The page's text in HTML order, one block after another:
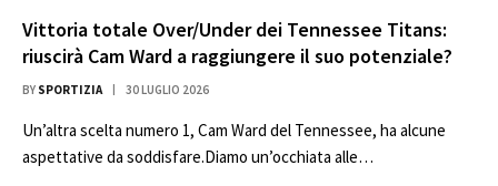
Vittoria totale Over/Under dei Tennessee Titans:
riuscirà Cam Ward a raggiungere il suo potenziale?
BY SPORTIZIA 30 LUGLIO 2026
Un’altra scelta numero 1, Cam Ward del Tennessee, ha alcune
aspettative da soddisfare.Diamo un’occhiata alle…